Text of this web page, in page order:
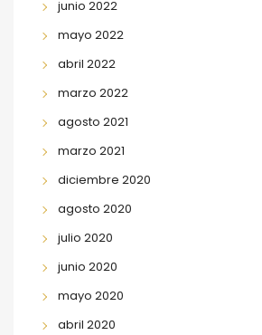
junio 2022
mayo 2022
abril 2022
marzo 2022
agosto 2021
marzo 2021
diciembre 2020
agosto 2020
julio 2020
junio 2020
mayo 2020
abril 2020